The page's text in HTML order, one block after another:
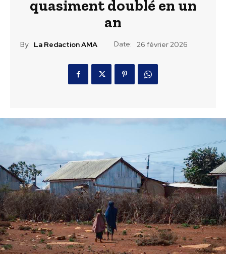
quasiment doublé en un
an
By: La Redaction AMA Date: 26 février 2026